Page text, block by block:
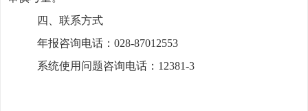
四
、联系方式
年报咨询电话： 028-8701 2553
系统使用问题咨询电话 ： 12381-3